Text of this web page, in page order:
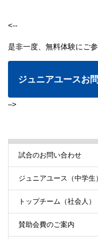
<--
是非一度、無料体験にご
ジュニアユースお
–>
試合のお問い合わせ
ジュニアユース（中学生）
トップチーム（社会人）
賛助会費のご案内